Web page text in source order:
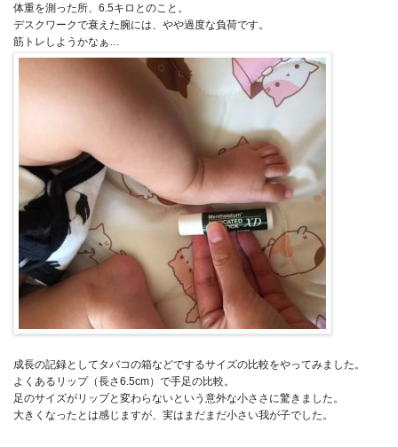
体重を測った所、6.5キロとのこと。
デスクワークで衰えた腕には、やや過度な負荷です。
筋トレしようかなぁ…
成長の記録としてタバコの箱などでするサイズの比較をやってみました。
よくあるリップ（長さ6.5cm）で手足の比較。
足のサイズがリップと変わらないという意外な小ささに驚きました。
大きくなったとは感じますが、実はまだまだ小さい我が子でした。